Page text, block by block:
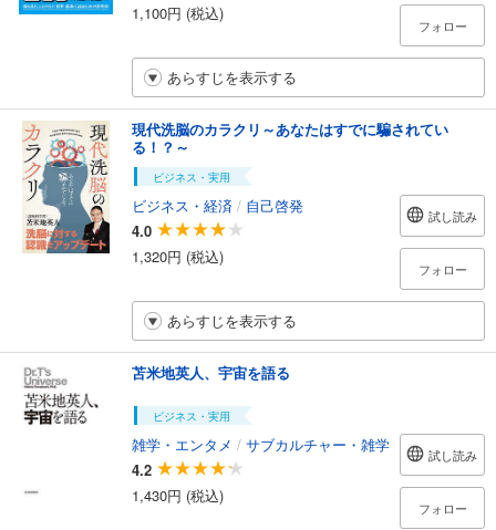
1,100円 (税込)
フォロー
あらすじを表示する
現代洗脳のカラクリ～あなたはすでに騙されてい
る！？～
ビジネス・実用
ビジネス・経済 / 自己啓発
4.0
1,320円 (税込)
試し読み
フォロー
あらすじを表示する
苫米地英人、宇宙を語る
ビジネス・実用
雑学・エンタメ / サブカルチャー・雑学
4.2
1,430円 (税込)
試し読み
フォロー